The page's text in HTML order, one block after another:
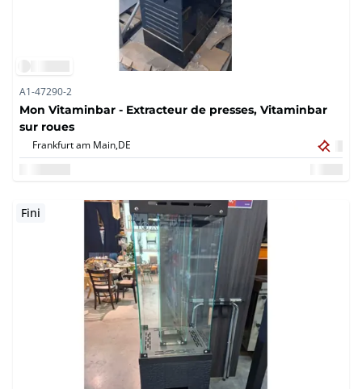
A1-47290-2
Mon Vitaminbar - Extracteur de presses, Vitaminbar
sur roues
Frankfurt am Main,DE
Fini